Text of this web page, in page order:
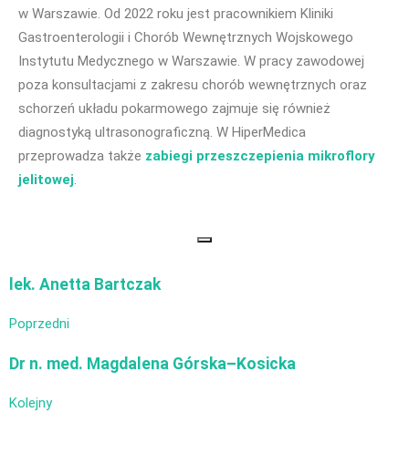
w Warszawie. Od 2022 roku jest pracownikiem Kliniki
Gastroenterologii i Chorób Wewnętrznych Wojskowego
Instytutu Medycznego w Warszawie. W pracy zawodowej
poza konsultacjami z zakresu chorób wewnętrznych oraz
schorzeń układu pokarmowego zajmuje się również
diagnostyką ultrasonograficzną. W HiperMedica
przeprowadza także zabiegi przeszczepienia mikroflory
jelitowej.
lek. Anetta Bartczak
Poprzedni
Dr n. med. Magdalena Górska–Kosicka
Kolejny